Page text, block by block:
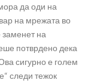
да оди на
на мрежата во
на
потврдено дека
сигурно е голем
следи тежок